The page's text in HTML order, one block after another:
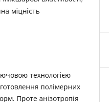
міцність
технологією
полімерних
Проте анізотропія